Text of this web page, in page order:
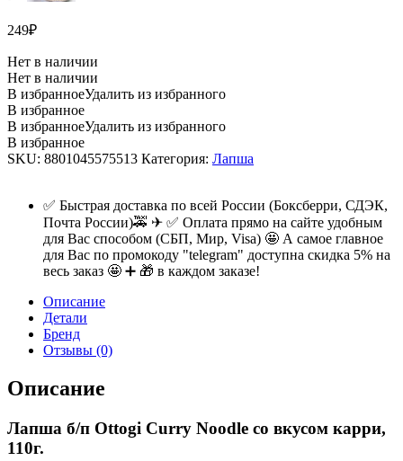
249₽
Нет в наличии
Нет в наличии
В избранноеУдалить из избранного
В избранное
В избранноеУдалить из избранного
В избранное
SKU: 8801045575513 Категория: Лапша
✅ Быстрая доставка по всей России (Боксберри, СДЭК,
Почта России)🚕 ✈ ✅ Оплата прямо на сайте удобным
для Вас способом (СБП, Мир, Visa) 🤩 А самое главное
для Вас по промокоду "telegram" доступна скидка 5% на
весь заказ 🤩 ➕ 🎁 в каждом заказе!
Описание
Детали
Бренд
Отзывы (0)
Описание
Лапша б/п Ottogi Curry Noodle со вкусом карри,
110г.